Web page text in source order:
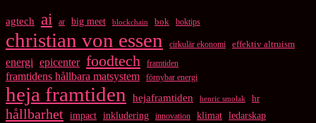
agtech ai ar big meet blockchain bok boktips
christian von essen cirkulär ekonomi effektiv altruism
energi epicenter foodtech framtiden
framtidens hållbara matsystem förnybar energi
heja framtiden hejaframtiden henric smolak hr
hållbarhet impact inkludering innovation klimat ledarskap